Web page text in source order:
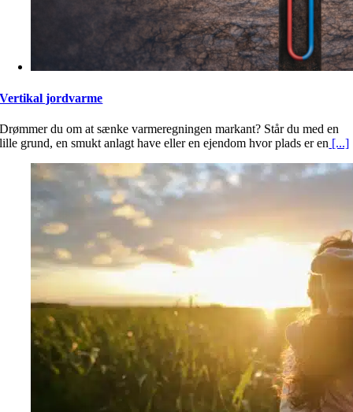
Vertikal jordvarme
Drømmer du om at sænke varmeregningen markant? Står du med en
lille grund, en smukt anlagt have eller en ejendom hvor plads er en [...]